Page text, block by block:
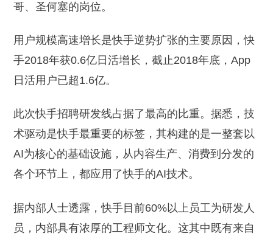
哥、圣何塞的岗位。
用户规模高速增长是快手逆势扩张的主要原因，快
手2018年获0.6亿日活增长，截止2018年底，App
日活用户已超1.6亿。
此次快手招聘研发线占据了最高的比重。据悉，技
术驱动是快手最重要的标签，其构建的是一整套以
AI为核心的基础设施，从内容生产、消费到分发的
各个环节上，都应用了快手的AI技术。
据内部人士透露，快手目前60%以上员工为研发人
员，内部具有浓厚的工程师文化。这其中既有来自